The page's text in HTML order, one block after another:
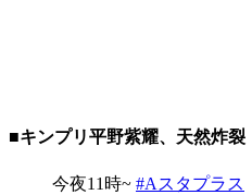
■キンプリ平野紫耀、天然炸
今夜11時~ #Aスタプラス